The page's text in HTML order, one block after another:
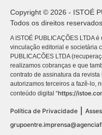
Copyright © 2026 - ISTOÉ
Todos os direitos reservados.
A ISTOÉ PUBLICAÇÕES LTDA
vinculação editorial e societária
PUBLICACÕES LTDA
realizamos cobranças e que
contrato de assinatura da
autorizamos terceiros a fazê-lo,
conteúdo digital “https://
Política de Privacidade